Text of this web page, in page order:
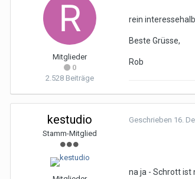
Mitglieder
0
2.528 Beiträge
rein
Beste Grüsse,
Rob
kestudio
Stamm-Mitglied
Geschrieben 16.
na ja - Schrott ist